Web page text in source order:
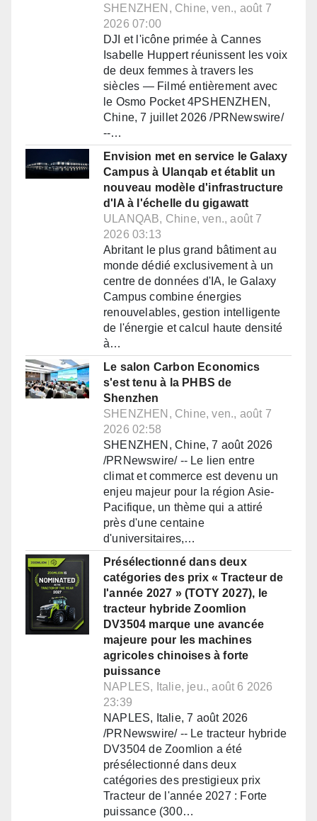
SHENZHEN, Chine, ven., août 7
2026 07:00
DJI et l'icône primée à Cannes
Isabelle Huppert réunissent les voix
de deux femmes à travers les
siècles — Filmé entièrement avec
le Osmo Pocket 4PSHENZHEN,
Chine, 7 juillet 2026 /PRNewswire/
--…
Envision met en service le Galaxy
Campus à Ulanqab et établit un
nouveau modèle d'infrastructure
d'IA à l'échelle du gigawatt
ULANQAB, Chine, ven., août 7
2026 03:13
Abritant le plus grand bâtiment au
monde dédié exclusivement à un
centre de données d'IA, le Galaxy
Campus combine énergies
renouvelables, gestion intelligente
de l'énergie et calcul haute densité
à…
Le salon Carbon Economics
s'est tenu à la PHBS de
Shenzhen
SHENZHEN, Chine, ven., août 7
2026 02:58
SHENZHEN, Chine, 7 août 2026
/PRNewswire/ -- Le lien entre
climat et commerce est devenu un
enjeu majeur pour la région Asie-
Pacifique, un thème qui a attiré
près d'une centaine
d'universitaires,…
Présélectionné dans deux
catégories des prix « Tracteur de
l'année 2027 » (TOTY 2027), le
tracteur hybride Zoomlion
DV3504 marque une avancée
majeure pour les machines
agricoles chinoises à forte
puissance
NAPLES, Italie, jeu., août 6 2026
23:39
NAPLES, Italie, 7 août 2026
/PRNewswire/ -- Le tracteur hybride
DV3504 de Zoomlion a été
présélectionné dans deux
catégories des prestigieux prix
Tracteur de l'année 2027 : Forte
puissance (300…